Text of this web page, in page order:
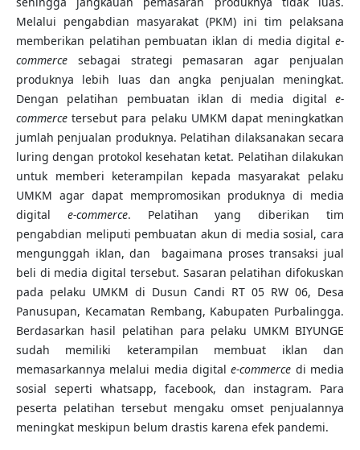
Melalui pengabdian masyarakat (PKM) ini tim pelaksana
memberikan pelatihan pembuatan iklan di media digitale-
commerce sebagai strategi pemasaran agar penjualan
produknya lebih luas dan angka penjualan meningkat.
Dengan pelatihan pembuatan iklan di media digitale-
commercetersebut para pelaku UMKM dapat meningkatkan
jumlah penjualan produknya. Pelatihan dilaksanakan secara
luring dengan protokol kesehatan ketat. Pelatihan dilakukan
untuk memberi keterampilan kepada masyarakat pelaku
UMKM agar dapat mempromosikan produknya di media
digital e-commerce. Pelatihan yang diberikan tim
pengabdian meliputi pembuatan akun di media sosial, cara
mengunggah iklan, dan bagaimana proses transaksi jual
beli di media digital tersebut. Sasaran pelatihan difokuskan
pada pelaku UMKM di Dusun Candi RT 05 RW 06, Desa
Panusupan, Kecamatan Rembang, Kabupaten Purbalingga.
Berdasarkan hasil pelatihan para pelaku UMKM BIYUNGE
sudah memiliki keterampilan membuat iklan dan
memasarkannya melalui media digitale-commerce di media
sosial seperti whatsapp, facebook, dan instagram. Para
peserta pelatihan tersebut mengaku omset penjualannya
meningkat meskipun belum drastis karena efek pandemi.